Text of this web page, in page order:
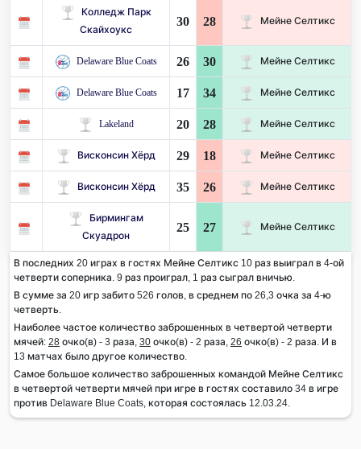
Колледж Парк
Скайхоукс
30 28 Мейне Селтикс
Delaware Blue Coats 26 30 Мейне Селтикс
Delaware Blue Coats 17 34 Мейне Селтикс
Lakeland 20 28 Мейне Селтикс
Висконсин Хёрд 29 18 Мейне Селтикс
Висконсин Хёрд 35 26 Мейне Селтикс
Бирмингам
Скуадрон
25 27 Мейне Селтикс
В последних 20 играх в гостях Мейне Селтикс 10 раз выиграл в 4-ой
четверти соперника. 9 раз проиграл, 1 раз сыграл вничью.
В сумме за 20 игр забито 526 голов, в среднем по 26,3 очка за 4-ю
четверть.
Наиболее частое количество заброшенных в четвертой четверти
мячей: 28 очко(в) - 3 раза, 30 очко(в) - 2 раза, 26 очко(в) - 2 раза. И в
13 матчах было другое количество.
Самое большое количество заброшенных командой Мейне Селтикс
в четвертой четверти мячей при игре в гостях составило 34 в игре
против Delaware Blue Coats, которая состоялась 12.03.24.